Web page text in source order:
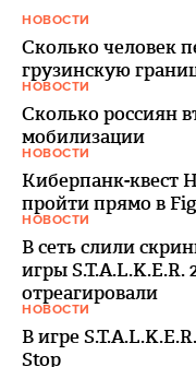
НОВОСТИ
Сколько человек
грузинскую
НОВОСТИ
Сколько россиян
мобилизации
НОВОСТИ
Киберпанк-квест
пройти прямо в
НОВОСТИ
В сеть слили
игры S.T.A.L.K.E.R.
отреагировали
НОВОСТИ
В игре
Stop